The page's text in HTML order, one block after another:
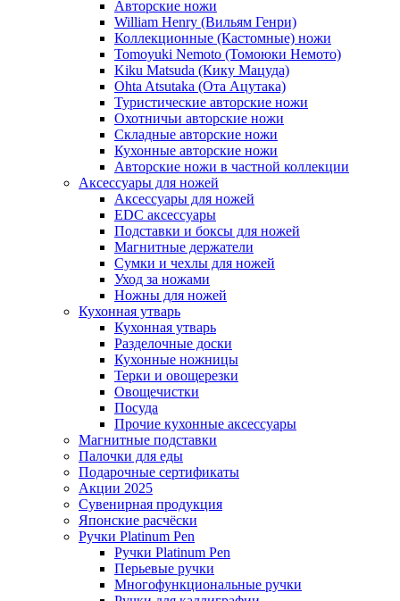
Авторские ножи
William Henry (Вильям Генри)
Коллекционные (Кастомные) ножи
Tomoyuki Nemoto (Томоюки Немото)
Kiku Matsuda (Кику Мацуда)
Ohta Atsutaka (Ота Ацутака)
Туристические авторские ножи
Охотничьи авторские ножи
Складные авторские ножи
Кухонные авторские ножи
Авторские ножи в частной коллекции
Аксессуары для ножей
Аксессуары для ножей
EDC аксессуары
Подставки и боксы для ножей
Магнитные держатели
Сумки и чехлы для ножей
Уход за ножами
Ножны для ножей
Кухонная утварь
Кухонная утварь
Разделочные доски
Кухонные ножницы
Терки и овощерезки
Овощечистки
Посуда
Прочие кухонные аксессуары
Магнитные подставки
Палочки для еды
Подарочные сертификаты
Акции 2025
Сувенирная продукция
Японские расчёски
Ручки Platinum Pen
Ручки Platinum Pen
Перьевые ручки
Многофункциональные ручки